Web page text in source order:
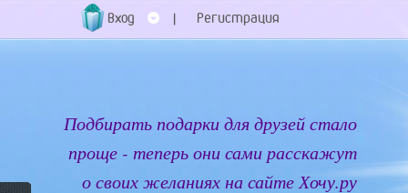
Вход | Регистрация
Подбирать подарки для друзей стало
проще - теперь они сами расскажут
о своих желаниях на сайте Хочу.ру